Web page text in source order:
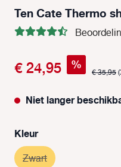
Ten Cate Thermo
€ 24,95 % € 35,95
Niet langer
Selecteer
Kleur
Zwart(Deze optie is